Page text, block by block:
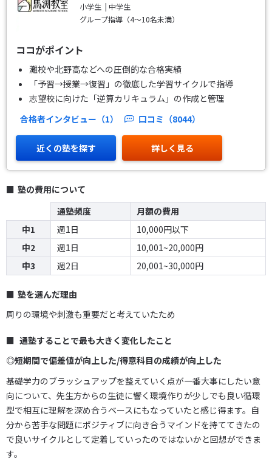
小学生
中学生
グループ指導（4～10名未満）
ココがポイント
灘校や北野高などへの圧倒的な合格実績
「予習→授業→復習」の徹底した学習サイクルで指導
志望校に向けた「逆算カリキュラム」の作成と管理
合格者インタビュー（1）
口コミ（8044）
近くの塾を探す 詳しく見る
塾の費用について
通塾頻度
月額の費用
中1
週1日
10,000円以下
中2
週1日
10,001~20,000円
中3
週2日 20,001~30,000円
塾を選んだ理由
周りの環境や刺激も重要だと考えていたため
通塾することで最も大きく変化したこと
◎短期間で偏差値が向上した/得意科目の成績が向上した
基礎学力のブラッシュアップを整えていく点が一番大事にしたい意
向について、先生方からの生徒に響く環境作りが少しでも良い循環
型で相互に理解を深め合うベースにもなっていたと感じ得ます。自
分から苦手な問題にポジティブに向き合うマインドを持ててきたの
で良いサイクルとして定着していったのではないかと回想ができま
す。